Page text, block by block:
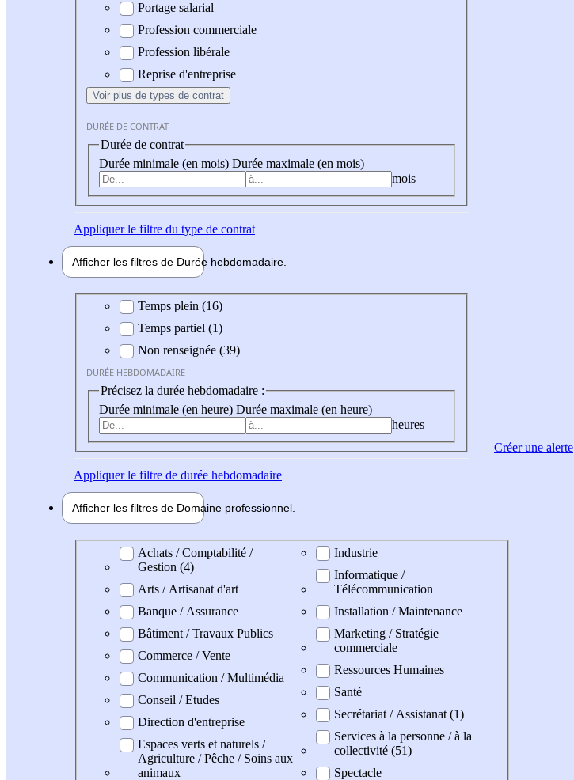
Portage salarial
Profession commerciale
Profession libérale
Reprise d'entreprise
Voir plus de types de contrat
DURÉE DE CONTRAT
Durée de contrat
Durée minimale (en mois) Durée maximale (en mois)
mois
Appliquerle filtre du type de contrat
Afficher les filtres de Durée hebdomadaire
Durée hebdomadaire
Temps plein (16)
Temps partiel (1)
Non renseignée (39)
DURÉE HEBDOMADAIRE
Précisez la durée hebdomadaire :
Durée minimale (en heure) Durée maximale (en heure)
heures
Appliquerle filtre de durée hebdomadaire
Afficher les filtres de Domaine professionnel
Domaine professionel
Achats / Comptabilité /
Gestion (4)
Arts / Artisanat d'art
Banque / Assurance
Bâtiment / Travaux Publics
Commerce / Vente
Communication / Multimédia
Conseil / Etudes
Direction d'entreprise
Espaces verts et naturels /
Agriculture / Pêche / Soins aux
animaux
Industrie
Informatique /
Télécommunication
Installation / Maintenance
Marketing / Stratégie
commerciale
Ressources Humaines
Santé
Secrétariat / Assistanat (1)
Services à la personne / à la
collectivité (51)
Spectacle
Créer une alerte